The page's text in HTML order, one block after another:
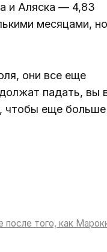
и Аляска — 4,83
месяцами, но
они все еще
падать, вы
чтобы еще больше
после того, как